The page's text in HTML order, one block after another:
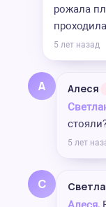
рожала
5 лет назад
А Алеся
5 лет
С